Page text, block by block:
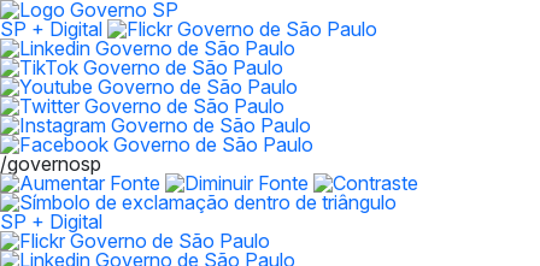
SP + Digital
/governosp
SP + Digital